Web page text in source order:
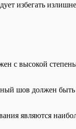
избегать
с высокой
шов должен
являются